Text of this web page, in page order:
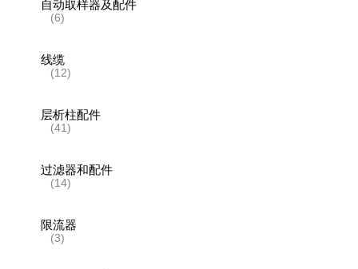
自动取样器及配件
(6)
线缆
(12)
层析柱配件
(41)
过滤器和配件
(14)
限流器
(3)